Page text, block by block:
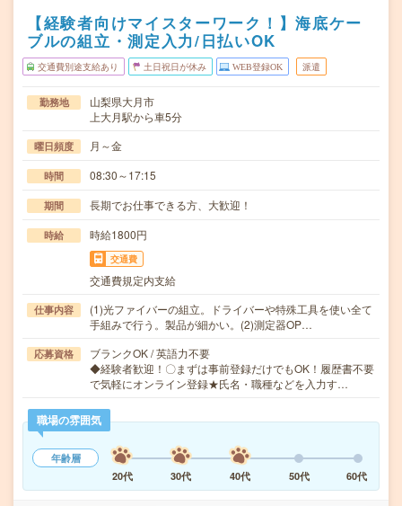
【経験者向けマイスターワーク！】海底ケー
ブルの組立・測定入力/日払いOK
交通費別途支給あり 土日祝日が休み WEB登録OK 派遣
勤務地
山梨県大月市
上大月駅から車5分
曜日頻度 月～金
時間 08:30～17:15
期間 長期でお仕事できる方、大歓迎！
時給 時給1800円
交通費
交通費規定内支給
仕事内容
(1)光ファイバーの組立。ドライバーや特殊工具を使い全て
手組みで行う。製品が細かい。(2)測定器OP…
応募資格
ブランクOK / 英語力不要
◆経験者歓迎！〇まずは事前登録だけでもOK！履歴書不要
で気軽にオンライン登録★氏名・職種などを入力す…
職場の雰囲気
年齢層
20代
30代 40代 50代 60代